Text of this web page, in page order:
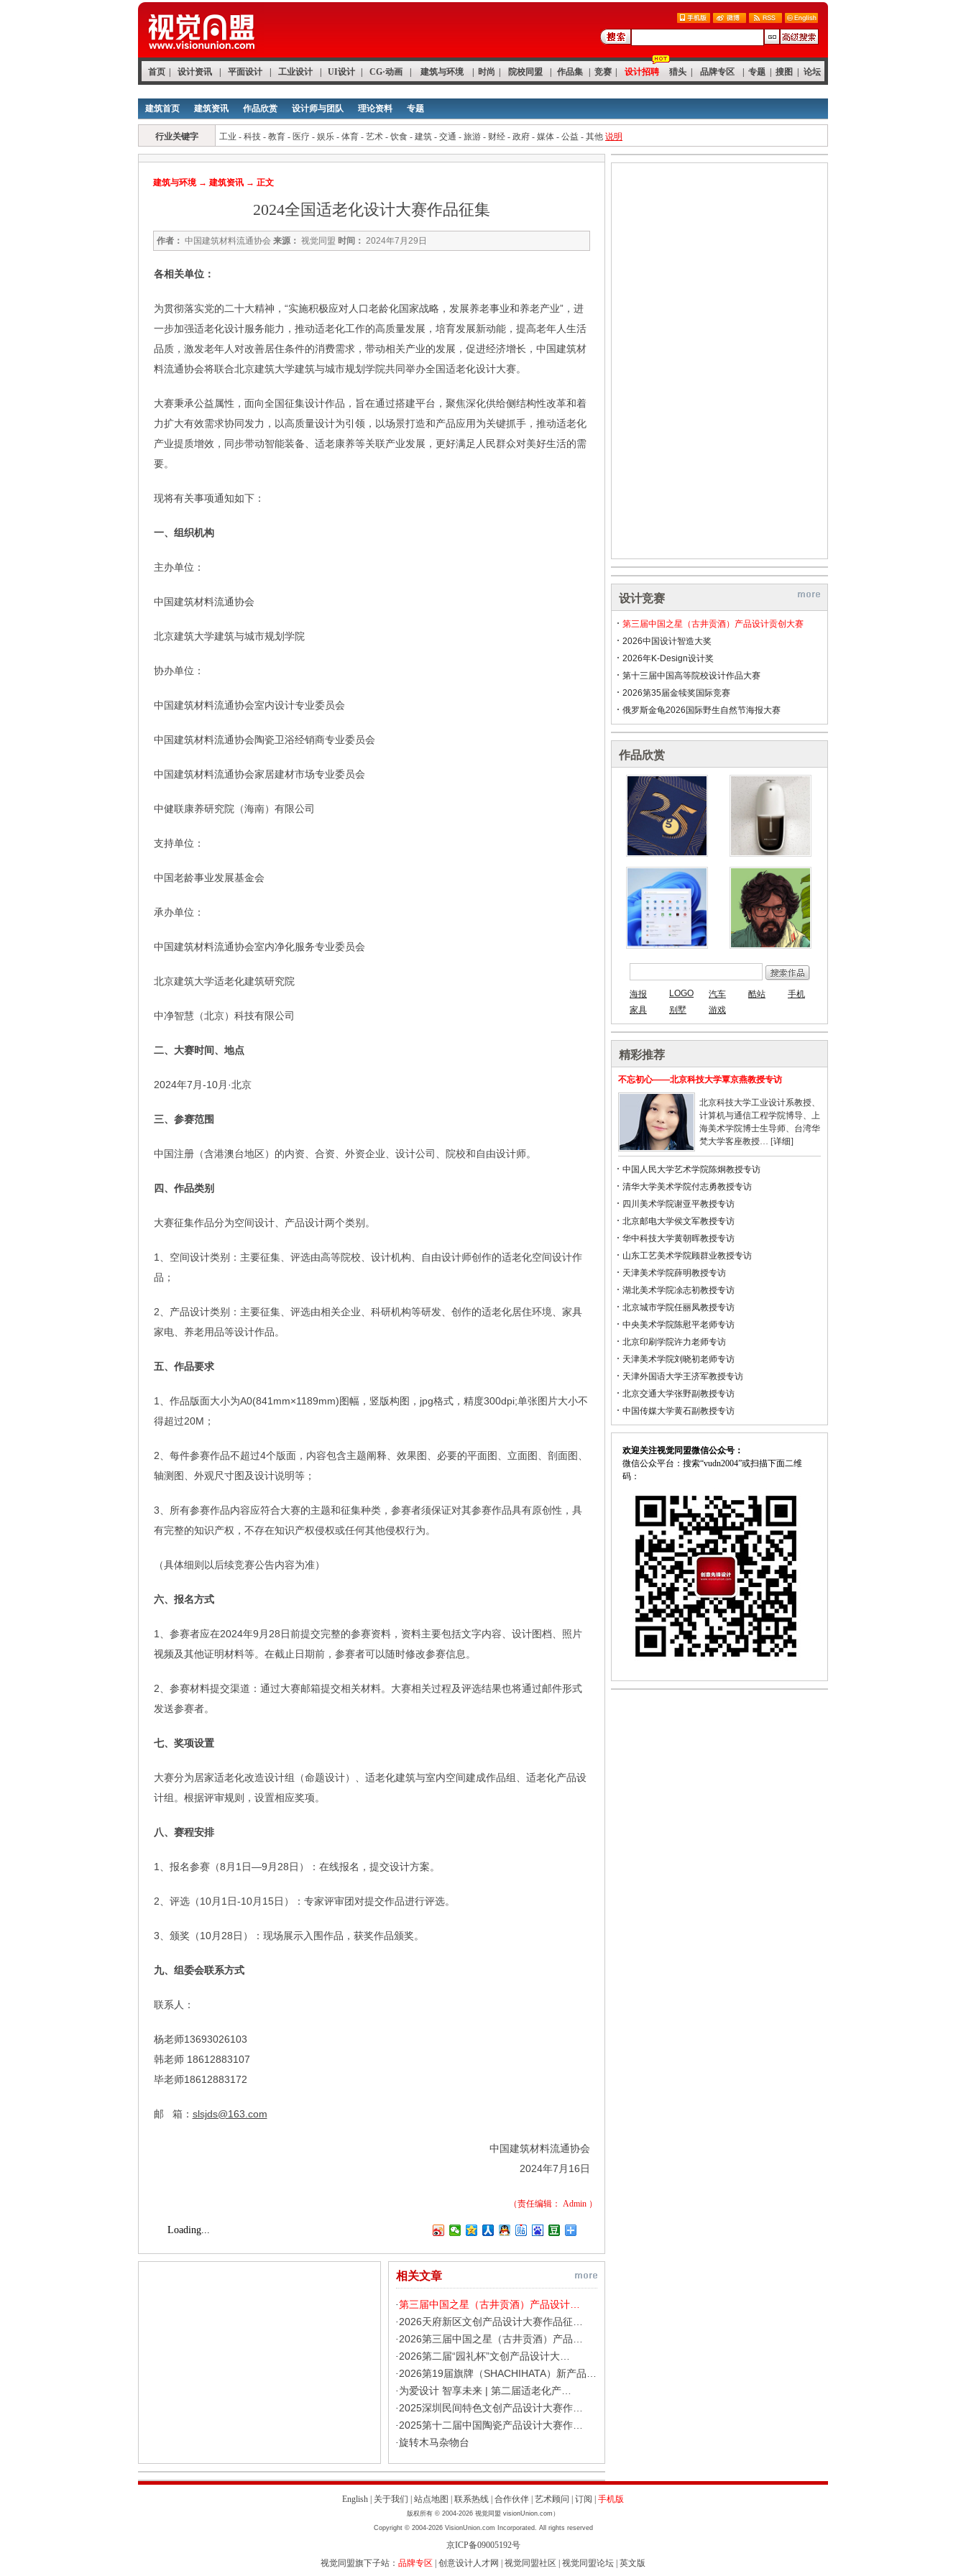
首页 设计资讯 平面设计 工业设计 UI设计 CG·动画 建筑与环境 时尚 院校同盟 作品集 竞赛 设计招聘 猎头 品牌专区 专题 搜图 论坛
建筑首页 建筑资讯 作品欣赏 设计师与团队 理论资料 专题
行业关键字 工业 - 科技 - 教育 - 医疗 - 娱乐 - 体育 - 艺术 - 饮食 - 建筑 - 交通 - 旅游 - 财经 - 政府 - 媒体 - 公益 - 其他 说明
建筑与环境→ 建筑资讯 → 正文
2024全国适老化设计大赛作品征集
作者： 中国建筑材料流通协会 来源： 视觉同盟 时间： 2024年7月29日
各相关单位：
为贯彻落实党的二十大精神，“实施积极应对人口老龄化国家战略，发展养老事业和养老产业”，进
一步加强适老化设计服务能力，推动适老化工作的高质量发展，培育发展新动能，提高老年人生活
品质，激发老年人对改善居住条件的消费需求，带动相关产业的发展，促进经济增长，中国建筑材
料流通协会将联合北京建筑大学建筑与城市规划学院共同举办全国适老化设计大赛。
大赛秉承公益属性，面向全国征集设计作品，旨在通过搭建平台，聚焦深化供给侧结构性改革和着
力扩大有效需求协同发力，以高质量设计为引领，以场景打造和产品应用为关键抓手，推动适老化
产业提质增效，同步带动智能装备、适老康养等关联产业发展，更好满足人民群众对美好生活的需
要。
现将有关事项通知如下：
一、组织机构
主办单位：
中国建筑材料流通协会
北京建筑大学建筑与城市规划学院
协办单位：
中国建筑材料流通协会室内设计专业委员会
中国建筑材料流通协会陶瓷卫浴经销商专业委员会
中国建筑材料流通协会家居建材市场专业委员会
中健联康养研究院（海南）有限公司
支持单位：
中国老龄事业发展基金会
承办单位：
中国建筑材料流通协会室内净化服务专业委员会
北京建筑大学适老化建筑研究院
中净智慧（北京）科技有限公司
二、大赛时间、地点
2024年7月-10月·北京
三、参赛范围
中国注册（含港澳台地区）的内资、合资、外资企业、设计公司、院校和自由设计师。
四、作品类别
大赛征集作品分为空间设计、产品设计两个类别。
1、空间设计类别：主要征集、评选由高等院校、设计机构、自由设计师创作的适老化空间设计作
品；
2、产品设计类别：主要征集、评选由相关企业、科研机构等研发、创作的适老化居住环境、家具
家电、养老用品等设计作品。
五、作品要求
1、作品版面大小为A0(841mm×1189mm)图幅，竖版构图，jpg格式，精度300dpi;单张图片大小不
得超过20M；
2、每件参赛作品不超过4个版面，内容包含主题阐释、效果图、必要的平面图、立面图、剖面图、
轴测图、外观尺寸图及设计说明等；
3、所有参赛作品内容应符合大赛的主题和征集种类，参赛者须保证对其参赛作品具有原创性，具
有完整的知识产权，不存在知识产权侵权或任何其他侵权行为。
（具体细则以后续竞赛公告内容为准）
六、报名方式
1、参赛者应在2024年9月28日前提交完整的参赛资料，资料主要包括文字内容、设计图档、照片
视频及其他证明材料等。在截止日期前，参赛者可以随时修改参赛信息。
2、参赛材料提交渠道：通过大赛邮箱提交相关材料。大赛相关过程及评选结果也将通过邮件形式
发送参赛者。
七、奖项设置
大赛分为居家适老化改造设计组（命题设计）、适老化建筑与室内空间建成作品组、适老化产品设
计组。根据评审规则，设置相应奖项。
八、赛程安排
1、报名参赛（8月1日—9月28日）：在线报名，提交设计方案。
2、评选（10月1日-10月15日）：专家评审团对提交作品进行评选。
3、颁奖（10月28日）：现场展示入围作品，获奖作品颁奖。
九、组委会联系方式
联系人：
杨老师13693026103
韩老师 18612883107
毕老师18612883172
邮 箱： slsjds@163.com
中国建筑材料流通协会
2024年7月16日
（责任编辑： Admin ）
Loading...
相关文章
·第三届中国之星（古井贡酒）产品设计…
· 2026天府新区文创产品设计大赛作品征…
· 2026第三届中国之星（古井贡酒）产品…
· 2026第二届“园礼杯”文创产品设计大…
· 2026第19届旗牌（SHACHIHATA）新产品…
· 为爱设计 智享未来 | 第二届适老化产…
· 2025深圳民间特色文创产品设计大赛作…
· 2025第十二届中国陶瓷产品设计大赛作…
·旋转木马杂物台
设计竞赛
第三届中国之星（古井贡酒）产品设计贡创大赛
2026中国设计智造大奖
2026年K-Design设计奖
第十三届中国高等院校设计作品大赛
2026第35届金犊奖国际竞赛
俄罗斯金龟2026国际野生自然节海报大赛
作品欣赏
海报 LOGO 汽车 酷站
手机
家具
别墅 游戏
精彩推荐
不忘初心——北京科技大学覃京燕教授专访
北京科技大学工业设计系教授、
计算机与通信工程学院博导、上
海美术学院博士生导师、台湾华
梵大学客座教授… [详细]
中国人民大学艺术学院陈炯教授专访
清华大学美术学院付志勇教授专访
四川美术学院谢亚平教授专访
北京邮电大学侯文军教授专访
华中科技大学黄朝晖教授专访
山东工艺美术学院顾群业教授专访
天津美术学院薛明教授专访
湖北美术学院凃志初教授专访
北京城市学院任丽凤教授专访
中央美术学院陈慰平老师专访
北京印刷学院许力老师专访
天津美术学院刘晓初老师专访
天津外国语大学王济军教授专访
北京交通大学张野副教授专访
中国传媒大学黄石副教授专访
欢迎关注视觉同盟微信公众号：
微信公众平台：搜索“vudn2004”或扫描下面二维
码：
English 关于我们 站点地图 联系热线 合作伙伴 艺术顾问 订阅 手机版
版权所有 © 2004-2026 视觉同盟 visionUnion.com）
Copyright © 2004-2026 VisionUnion.com Incorporated. All rights reserved
京ICP备09005192号
视觉同盟旗下子站： 品牌专区 创意设计人才网 视觉同盟社区 视觉同盟论坛 英文版